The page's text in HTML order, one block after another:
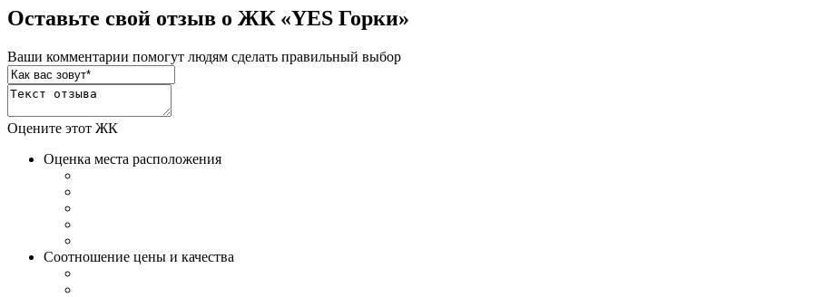
Оставьте свой отзыв о ЖК «YES Горки»
Ваши комментарии помогут людям сделать правильный выбор
Оцените этот ЖК
Оценка места расположения
Соотношение цены и качества